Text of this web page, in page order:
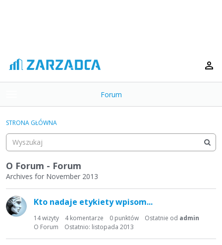
o
g
e
m
e
n
Forum
Kategorie
Dyskusje
Aktywność
STRONA GŁÓWNA
O Forum - Forum
Archives for November 2013
i
s
a
Kto nadaje etykiety wpisom...
14wizyty 4komentarze 0 punktów Ostatnie od admin
Ostatnio: listopada 2013
O Forum